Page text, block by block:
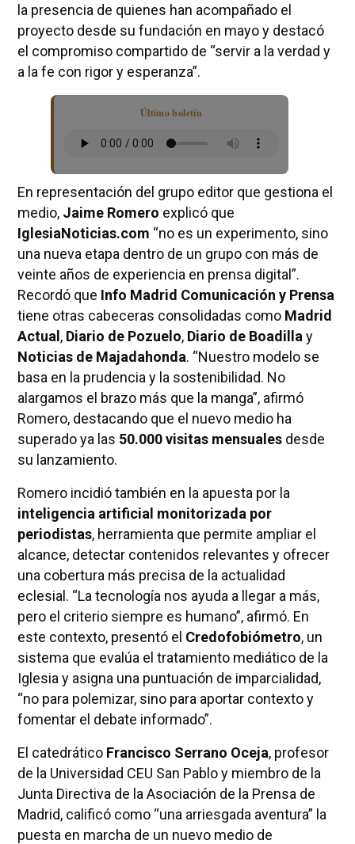
la presencia de quienes han acompañado el
proyecto desde su fundación en mayo y destacó
el compromiso compartido de “servir a la verdad y
a la fe con rigor y esperanza”.
Último boletín
En representación del grupo editor que gestiona el
medio, Jaime Romero explicó que
IglesiaNoticias.com “no es un experimento, sino
una nueva etapa dentro de un grupo con más de
veinte años de experiencia en prensa digital”.
Recordó que Info Madrid Comunicación y Prensa
tiene otras cabeceras consolidadas como Madrid
Actual, Diario de Pozuelo, Diario de Boadilla y
Noticias de Majadahonda. “Nuestro modelo se
basa en la prudencia y la sostenibilidad. No
alargamos el brazo más que la manga”, afirmó
Romero, destacando que el nuevo medio ha
superado ya las 50.000 visitas mensualesdesde
su lanzamiento.
Romero incidió también en la apuesta por la
inteligencia artificial monitorizada por
periodistas, herramienta que permite ampliar el
alcance, detectar contenidos relevantes y ofrecer
una cobertura más precisa de la actualidad
eclesial. “La tecnología nos ayuda a llegar a más,
pero el criterio siempre es humano”, afirmó. En
este contexto, presentó el Credofobiómetro, un
sistema que evalúa el tratamiento mediático de la
Iglesia y asigna una puntuación de imparcialidad,
“no para polemizar, sino para aportar contexto y
fomentar el debate informado”.
El catedrático Francisco Serrano Oceja, profesor
de la Universidad CEU San Pablo y miembro de la
Junta Directiva de la Asociación de la Prensa de
Madrid, calificó como “una arriesgada aventura” la
puesta en marcha de un nuevo medio de